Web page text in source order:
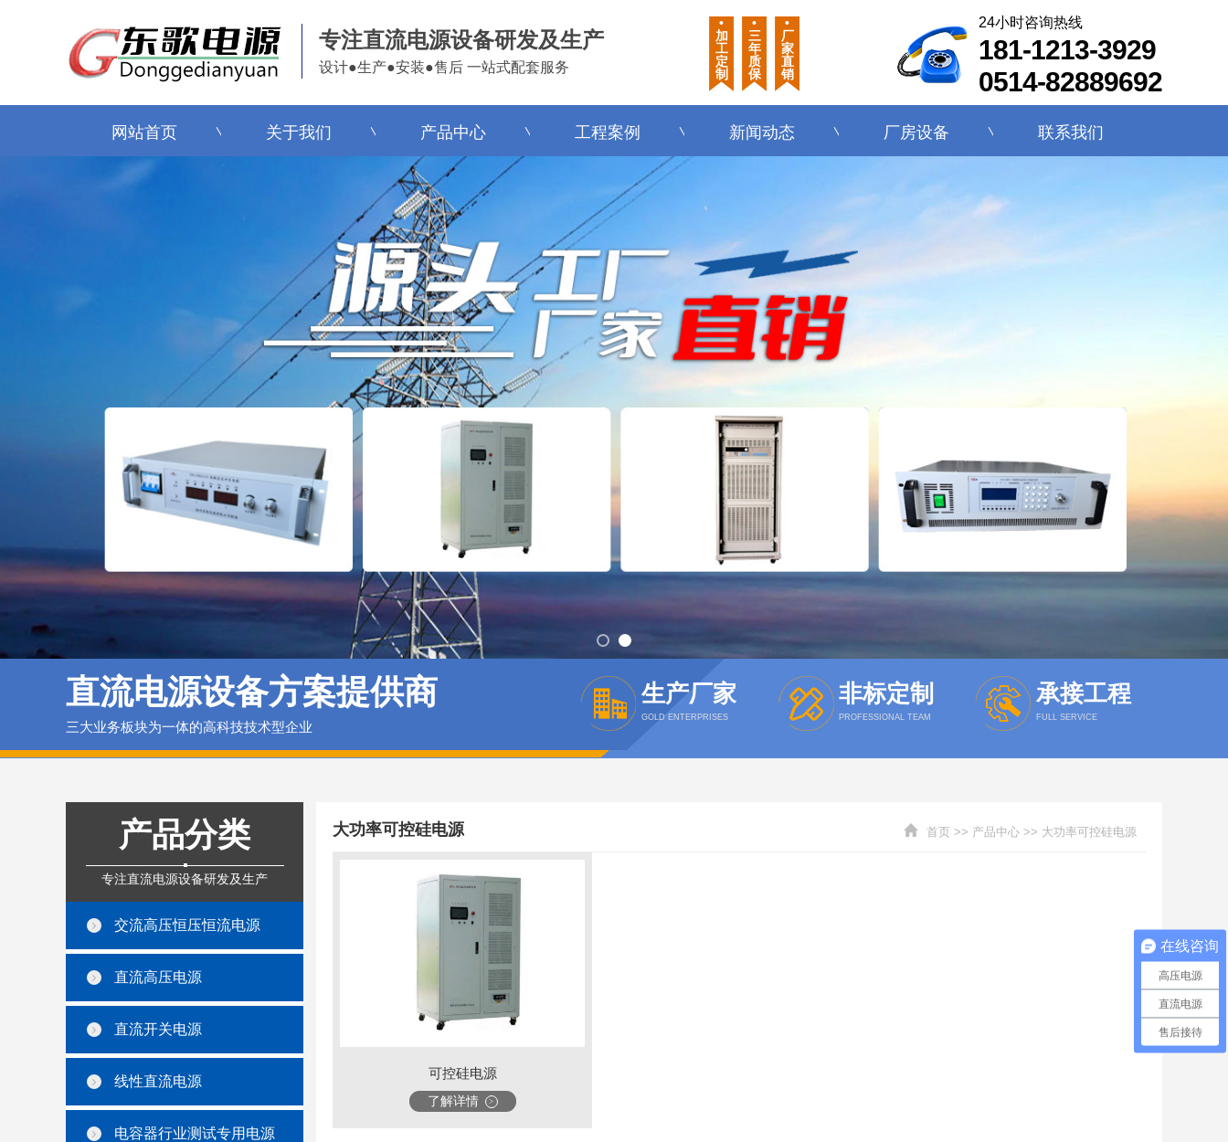
专注直流电源设备研发及生产
设计●生产●安装●售后 一站式配套服务
•
加
工
定
制
•
三
年
质
保
•
厂
家
直
销
24小时咨询热线
181-1213-3929
0514-82889692
网站首页
网站首页 关于我们
关于我们 产品中心
产品中心 工程案例
工程案例 新闻动态
新闻动态 厂房设备
厂房设备 联系我们
联系我们
直流电源设备方案提供商
三大业务板块为一体的高科技技术型企业
生产厂家
GOLD ENTERPRISES
非标定制
PROFESSIONAL TEAM
承接工程
FULL SERVICE
产品分类
专注直流电源设备研发及生产
交流高压恒压恒流电源
直流高压电源
直流开关电源
线性直流电源
电容器行业测试专用电源
大功率可控硅电源 首页 >> 产品中心 >> 大功率可控硅电源
可控硅电源
了解详情 >
在线咨询
高压电源
直流电源
售后接待